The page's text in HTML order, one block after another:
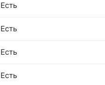
Есть
Есть
Есть
Есть